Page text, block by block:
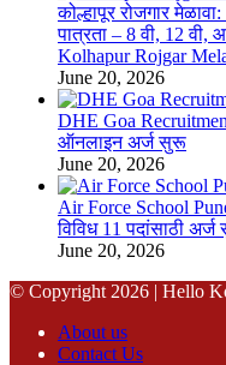
Admission
कोल्हापूर रोजगार
पात्रता – 8 वी, 12 वी,
Kolhapur Rojgar
June 20, 2026
DHE Goa
ऑनलाइन अर्ज सुरू
June 20, 2026
Air Force School
विविध 11 पदांसाठी
June 20, 2026
© Copyright 2026 | Hello
About us
Contact Us